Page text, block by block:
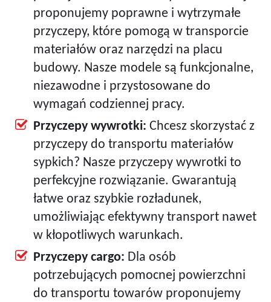
proponujemy poprawne i wytrzymałe
przyczepy, które pomogą w transporcie
materiałów oraz narzędzi na placu
budowy. Nasze modele są funkcjonalne,
niezawodne i przystosowane do
wymagań codziennej pracy.
Przyczepy wywrotki: Chcesz skorzystać z
przyczepy do transportu materiałów
sypkich? Nasze przyczepy wywrotki to
perfekcyjne rozwiązanie. Gwarantują
łatwe oraz szybkie rozładunek,
umożliwiając efektywny transport nawet
w kłopotliwych warunkach.
Przyczepy cargo: Dla osób
potrzebujących pomocnej powierzchni
do transportu towarów proponujemy